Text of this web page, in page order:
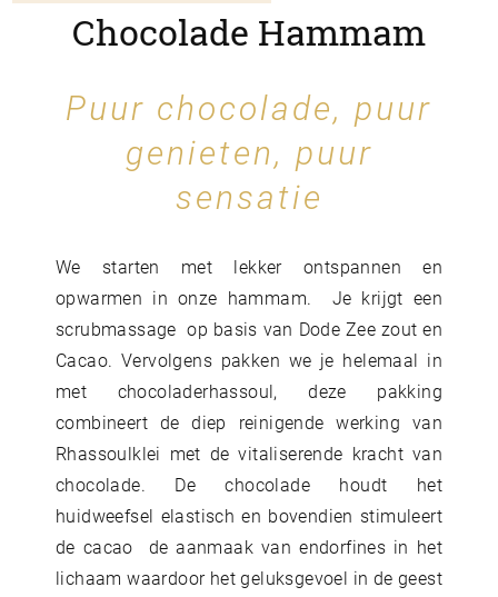
Chocolade Hammam
Puur chocolade, puur
genieten, puur
sensatie
We starten met lekker ontspannen en
opwarmen in onze hammam. Je krijgt een
scrubmassage op basis van Dode Zee zout en
Cacao. Vervolgens pakken we je helemaal in
met chocoladerhassoul, deze pakking
combineert de diep reinigende werking van
Rhassoulklei met de vitaliserende kracht van
chocolade. De chocolade houdt het
huidweefsel elastisch en bovendien stimuleert
de cacao de aanmaak van endorfines in het
lichaam waardoor het geluksgevoel in de geest